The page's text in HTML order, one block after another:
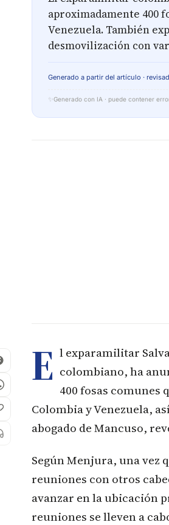
aproximadamente 400
Venezuela. También
desmovilización con
Generado a partir del artículo ·
✨ Generado con IA · puede contener
E l exparamilitar
colombiano, ha
400 fosas comunes
Colombia y Venezuela,
abogado de Mancuso,
Según Menjura, una vez
reuniones con otros
avanzar en la ubicación
reuniones se lleven a